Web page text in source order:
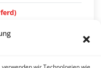
Bestimmung